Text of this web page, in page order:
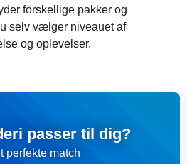
forskellige pakker og
selv vælger niveauet af
og oplevelser.
passer til dig?
perfekte match